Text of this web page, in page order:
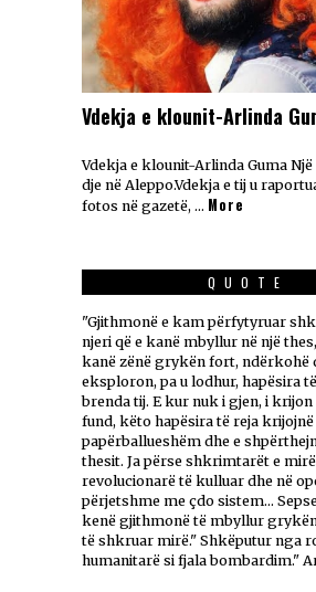
Vdekja e klounit-Arlinda
Vdekja e klounit-Arlinda Guma
dje në Aleppo.Vdekja e tij u
fotos në gazetë, … More
QUOTE
"Gjithmonë e kam përfytyruar
njeri që e kanë mbyllur në një
kanë zënë grykën fort, ndërkohë
eksploron, pa u lodhur, hapësira
brenda tij. E kur nuk i gjen, i krijon
fund, këto hapësira të reja
papërballueshëm dhe e
thesit. Ja përse shkrimtarët e
revolucionarë të kulluar dhe në
përjetshme me çdo sistem...
kenë gjithmonë të mbyllur
të shkruar mirë." Shkëputur nga
humanitarë si fjala bombardim."